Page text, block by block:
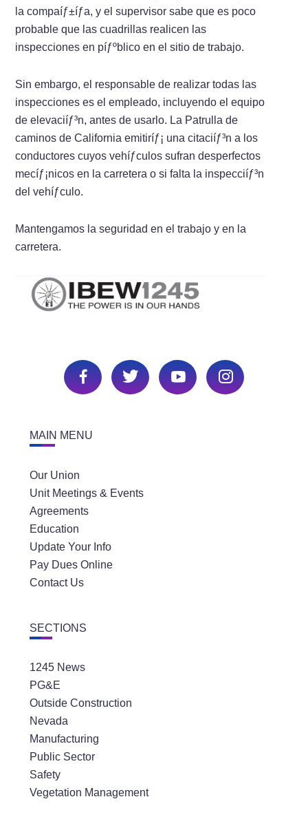
la compaíƒ±íƒ­a, y el supervisor sabe que es poco
probable que las cuadrillas realicen las
inspecciones en píƒºblico en el sitio de trabajo.
Sin embargo, el responsable de realizar todas las
inspecciones es el empleado, incluyendo el equipo
de elevaciíƒ³n, antes de usarlo. La Patrulla de
caminos de California emitiríƒ¡ una citaciíƒ³n a los
conductores cuyos vehíƒ­culos sufran desperfectos
mecíƒ¡nicos en la carretera o si falta la inspecciíƒ³n
del vehíƒ­culo.
Mantengamos la seguridad en el trabajo y en la
carretera.
MAIN MENU
Our Union
Unit Meetings & Events
Agreements
Education
Update Your Info
Pay Dues Online
Contact Us
SECTIONS
1245 News
PG&E
Outside Construction
Nevada
Manufacturing
Public Sector
Safety
Vegetation Management